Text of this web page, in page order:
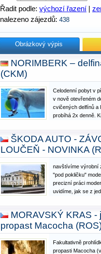
Řadit podle: výchozí řazení
nalezeno zájezdů: 438
Obrázkový výpis
NORIMBERK –
(CKM)
Celodenní pobyt v
v nově otevřeném
cvičených delfínů a
probíhá 2x denně.
jistě neopomenou
dětské koutky.
ŠKODA AUTO -
LOUČEŇ - NOVINKA
navštívíme výrobní
"pod pokličku"
precizní práci
uvidíme, jak se z
proces jedné z
Navštívíme
MORAVSKÝ KRAS
propast Macocha
Fakultativně
propasti Macocha